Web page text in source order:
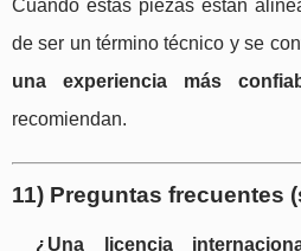
Cuando estas piezas están
de ser un término técnico y se
una experiencia más
recomiendan.
11) Preguntas frecuentes
¿Una licencia